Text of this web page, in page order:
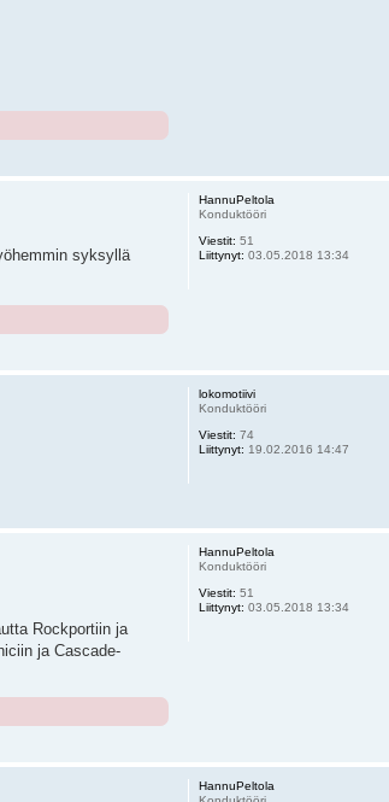
HannuPeltola
Konduktööri
Viestit: 51
Liittynyt: 03.05.2018 13:34
syksyllä
lokomotiivi
Konduktööri
Viestit: 74
Liittynyt: 19.02.2016 14:47
HannuPeltola
Konduktööri
Viestit: 51
Liittynyt: 03.05.2018 13:34
Rockportiin ja
ja Cascade-
HannuPeltola